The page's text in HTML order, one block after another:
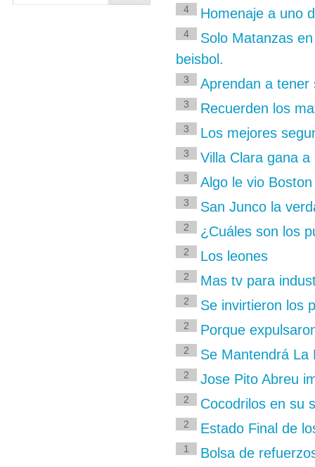
4 Homenaje a uno
4
Solo Matanzas
beisbol.
3 Aprendan a
3 Recuerden los
3 Los mejores
3 Villa Clara gana
3 Algo le vio
3 San Junco la
2 ¿Cuáles son los
2 Los leones
2 Mas tv para
2 Se invirtieron los
2 Porque
2 Se Mantendrá La
2 Jose Pito Abreu
2 Cocodrilos en su
2 Estado Final de
1 Bolsa de